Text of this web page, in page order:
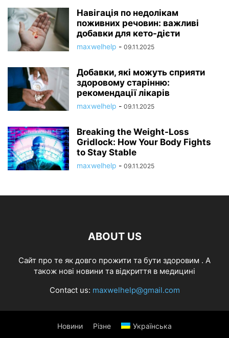
Навігація по недолікам
поживних речовин: важливі
добавки для кето-дієти
maxwelhelp - 09.11.2025
Добавки, які можуть сприяти
здоровому старінню:
рекомендації лікарів
maxwelhelp - 09.11.2025
Breaking the Weight-Loss
Gridlock: How Your Body Fights
to Stay Stable
maxwelhelp - 09.11.2025
ABOUT US
Cайт про те як довго прожити та бути здоровим . А
також нові новини та відкриття в медицині
Contact us: maxwelhelp@gmail.com
Новини Різне Українська